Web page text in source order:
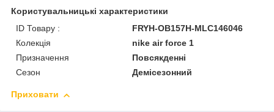
Користувальницькі характеристики
ID Товару :
FRYH-OB157H-MLC146046
Колекція
nike air force 1
Призначення
Повсякденні
Сезон
Демісезонний
Приховати